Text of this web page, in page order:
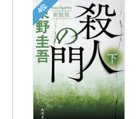
4位